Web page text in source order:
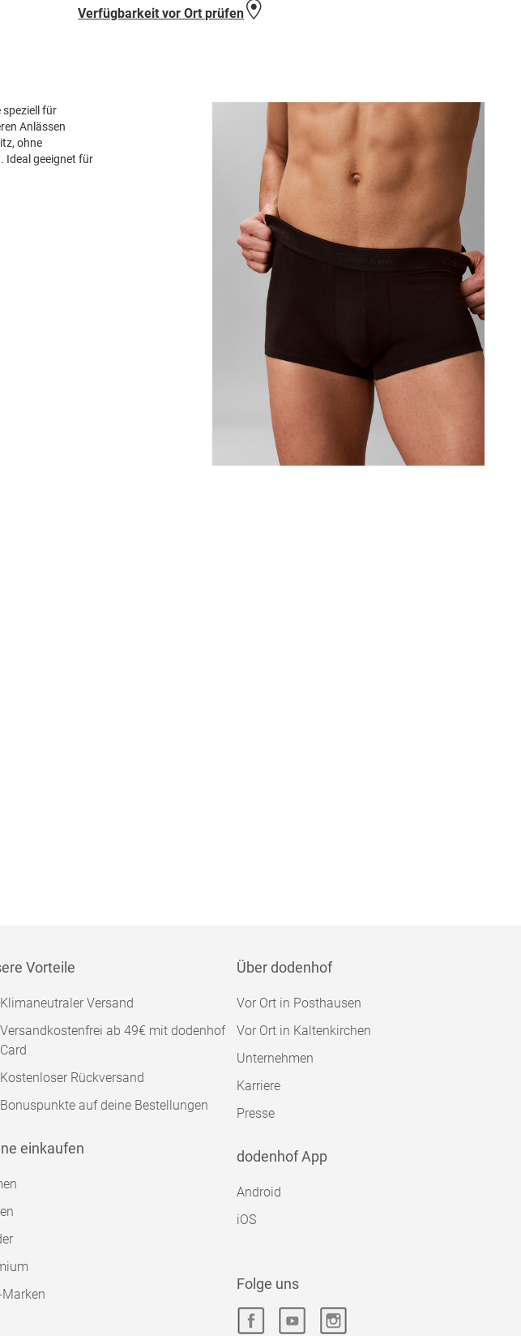
Verfügbarkeit vor Ort prüfen
speziell für
Anlässen
ohne
Ideal geeignet für
Vorteile
Klimaneutraler Versand
Versandkostenfrei ab 49€ mit dodenhof
Card
Kostenloser Rückversand
Bonuspunkte auf deine Bestellungen
einkaufen
Über dodenhof
Vor Ort in Posthausen
Vor Ort in Kaltenkirchen
Unternehmen
Karriere
Presse
dodenhof App
Android
iOS
Folge uns